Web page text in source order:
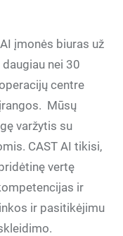
įmonės biuras už
nei 30
centre
Mūsų
varžytis su
CAST AI tikisi,
vertę
ir
ir pasitikėjimu